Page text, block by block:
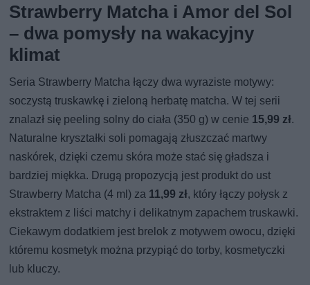
Strawberry Matcha i Amor del Sol
– dwa pomysły na wakacyjny
klimat
Seria Strawberry Matcha łączy dwa wyraziste motywy:
soczystą truskawkę i zieloną herbatę matcha. W tej serii
znalazł się peeling solny do ciała (350 g) w cenie 15,99 zł.
Naturalne kryształki soli pomagają złuszczać martwy
naskórek, dzięki czemu skóra może stać się gładsza i
bardziej miękka. Drugą propozycją jest produkt do ust
Strawberry Matcha (4 ml) za 11,99 zł, który łączy połysk z
ekstraktem z liści matchy i delikatnym zapachem truskawki.
Ciekawym dodatkiem jest brelok z motywem owocu, dzięki
któremu kosmetyk można przypiąć do torby, kosmetyczki
lub kluczy.